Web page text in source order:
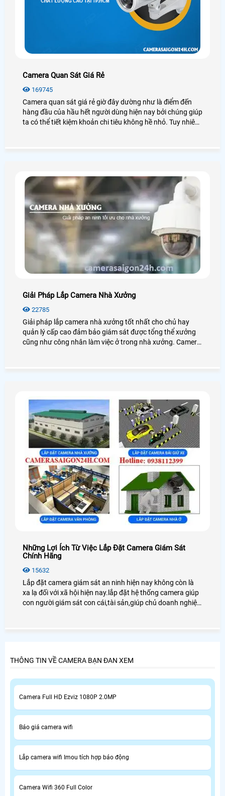
Camera Quan Sát Giá Rẻ
169745
Camera quan sát giá rẻ giờ đây dường như là điểm đến
hàng đầu của hầu hết người dùng hiện nay bởi chúng giúp
ta có thể tiết kiệm khoản chi tiêu không hề nhỏ. Tuy nhiên
Giải Pháp Lắp Camera Nhà Xưởng
22785
Giải pháp lắp camera nhà xưởng tốt nhất cho chủ hay
quản lý cấp cao đảm bảo giám sát được tổng thể xưởng
cũng như công nhân làm việc ở trong nhà xưởng. Camera
Những Lợi Ích Từ Việc Lắp Đặt Camera Giám Sát
Chính Hãng
15632
Lắp đặt camera giám sát an ninh hiện nay không còn là
xa lạ đối với xã hội hiện nay.lắp đặt hệ thống camera giúp
con người giám sát con cái,tài sản,giúp chủ doanh nghiệp
THÔNG TIN VỀ CAMERA BẠN ĐAN XEM
Camera Full HD Ezviz 1080P 2.0MP
Báo giá camera wifi
Lắp camera wifi Imou tích hợp báo động
Camera Wifi 360 Full Color